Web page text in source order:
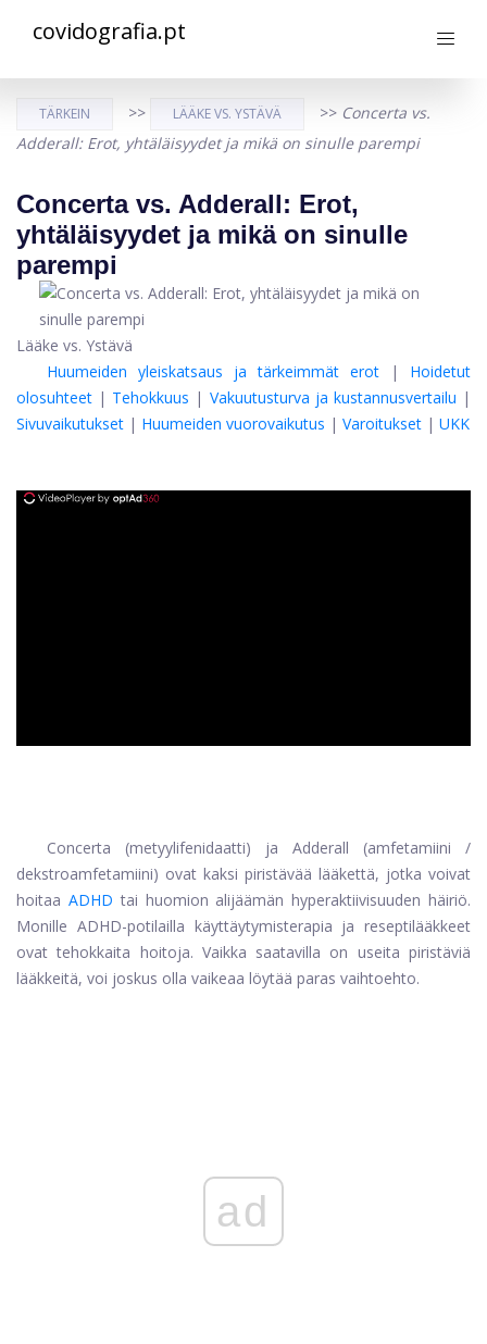
covidografia.pt
TÄRKEIN >> LÄÄKE VS. YSTÄVÄ >> Concerta vs.
Adderall: Erot, yhtäläisyydet ja mikä on sinulle parempi
Concerta vs. Adderall: Erot,
yhtäläisyydet ja mikä on sinulle
parempi
Lääke vs. Ystävä
Huumeiden yleiskatsaus ja tärkeimmät erot | Hoidetut
olosuhteet | Tehokkuus | Vakuutusturva ja kustannusvertailu |
Sivuvaikutukset | Huumeiden vuorovaikutus | Varoitukset | UKK
Concerta (metyylifenidaatti) ja Adderall (amfetamiini /
dekstroamfetamiini) ovat kaksi piristävää lääkettä, jotka voivat
hoitaa ADHD tai huomion alijäämän hyperaktiivisuuden häiriö.
Monille ADHD-potilailla käyttäytymisterapia ja reseptilääkkeet
ovat tehokkaita hoitoja. Vaikka saatavilla on useita piristäviä
lääkkeitä, voi joskus olla vaikeaa löytää paras vaihtoehto.
ad